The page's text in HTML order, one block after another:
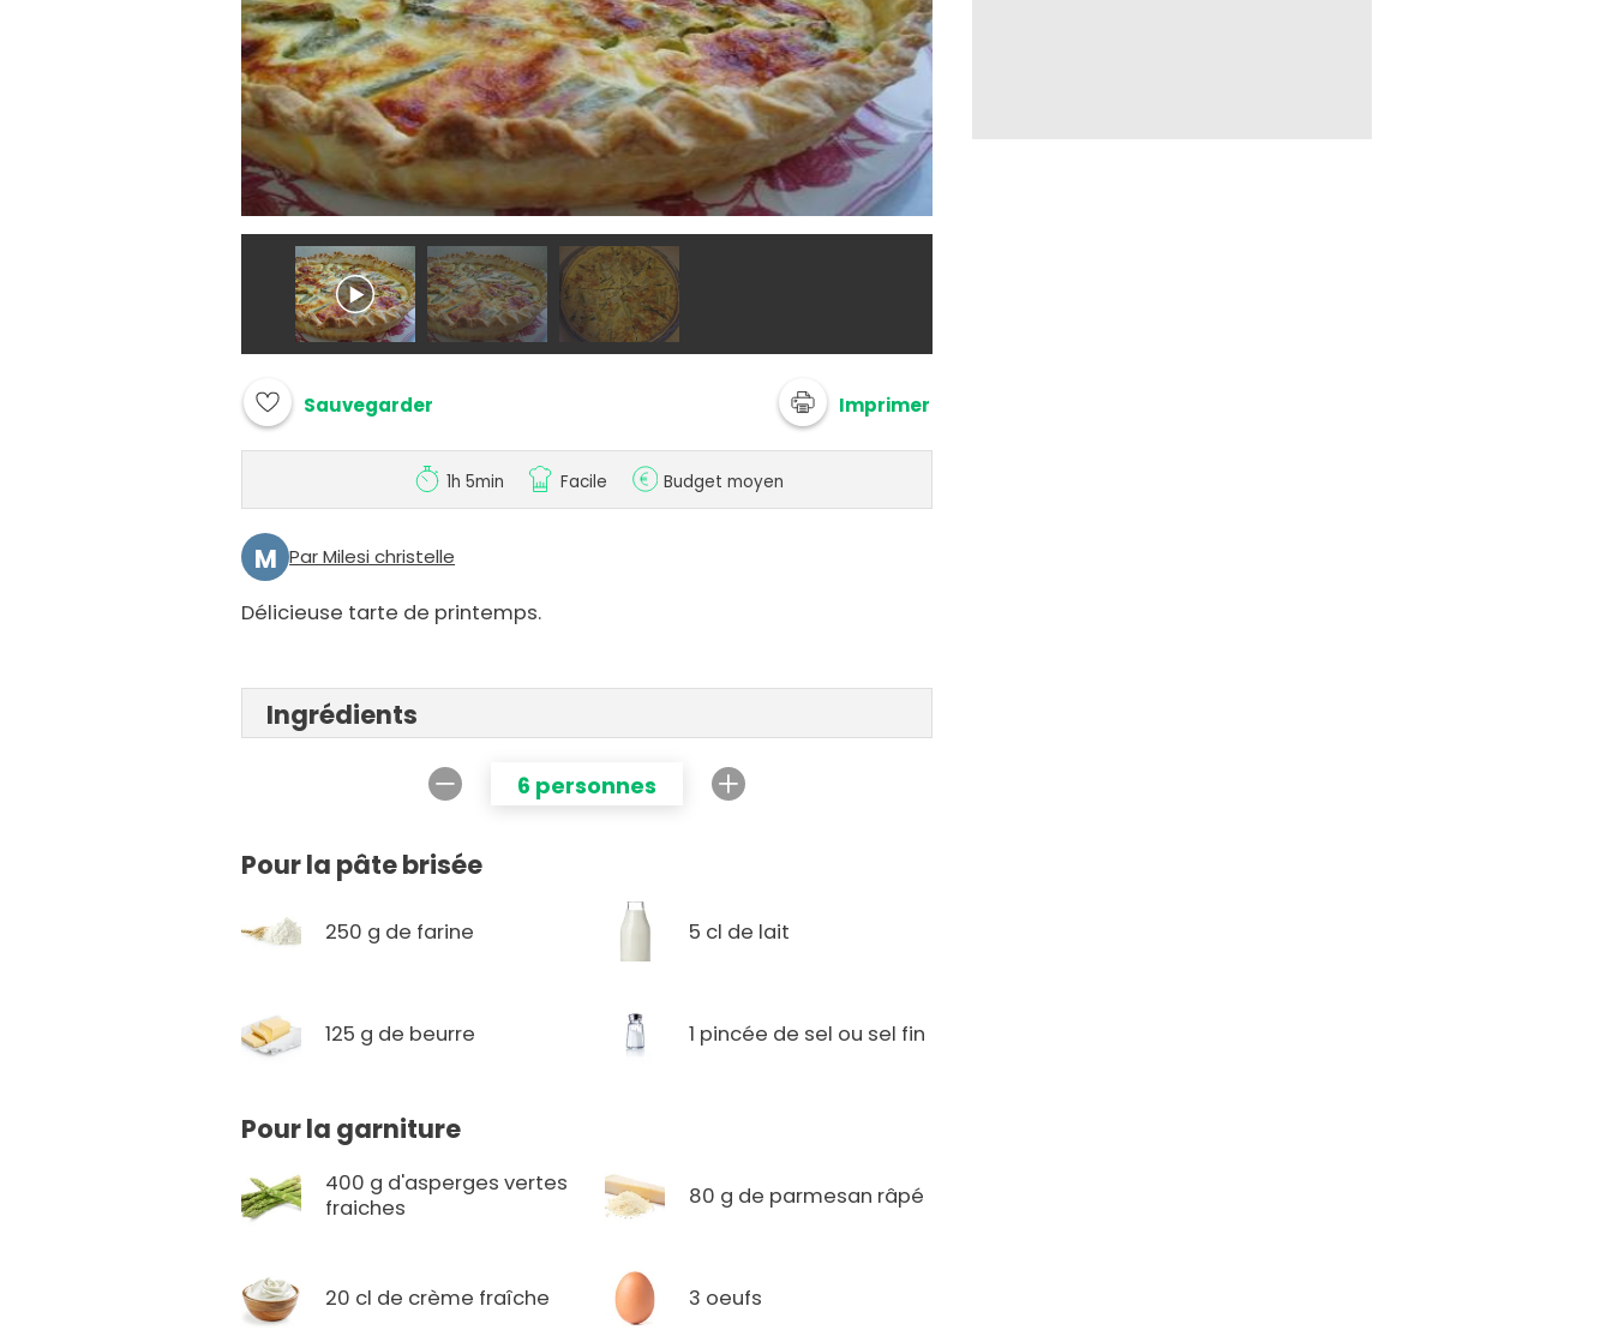
Sauvegarder Imprimer
1h 5min Facile Budget moyen
M Par Milesi christelle
Délicieuse tarte de printemps.
Ingrédients
6 personnes
Pour la pâte brisée
250 g de farine 5 cl de lait
125 g de beurre 1 pincée de sel ou sel fin
Pour la garniture
400 g d'asperges vertes
fraiches
80 g de parmesan râpé
20 cl de crème fraîche 3 oeufs